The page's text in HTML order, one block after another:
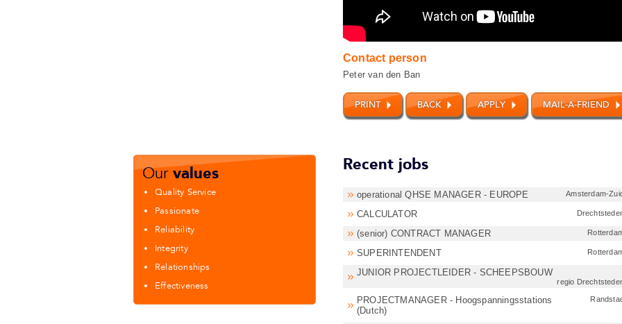
Contact person
Peter van den Ban
Ourvalues
Quality Service
Passionate
Reliability
Integrity
Relationships
Effectiveness
Recent jobs
operational QHSE MANAGER - EUROPE Amsterdam-
CALCULATOR
(senior) CONTRACT MANAGER
SUPERINTENDENT
JUNIOR PROJECTLEIDER - SCHEEPSBOUW
regio
PROJECTMANAGER - Hoogspanningsstations
(Dutch)